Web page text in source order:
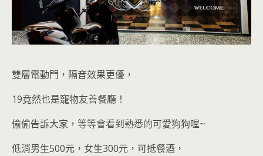
雙層電動門，隔音效果更優，
19竟然也是寵物友善餐廳 ！
偷偷告訴大家，等等會看到熟悉的可愛狗狗喔~
低消男生500元，女生300元，可抵餐酒，